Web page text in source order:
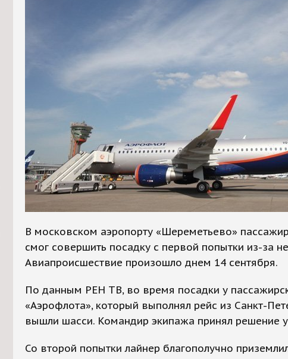
В московском аэропорту «Шереметьево»
смог совершить посадку с первой попытки из-за
Авиапроисшествие произошло днем 14 сентября.
По данным РЕН ТВ, во время посадки у
«Аэрофлота», который выполнял рейс из Санкт-
вышли шасси. Командир экипажа принял решение
Со второй попытки лайнер благополучно